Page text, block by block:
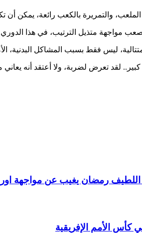
والتمريرة بالكعب رائعة، يمكن
صعب مواجهة متذيل الترتيب، في هذا
ليس فقط بسبب المشاكل البدنية،
لقد تعرض لضربة، ولا أعتقد أنه
اللطيف رمضان يغيب عن مواجهة
كأس الأمم الإفريقية